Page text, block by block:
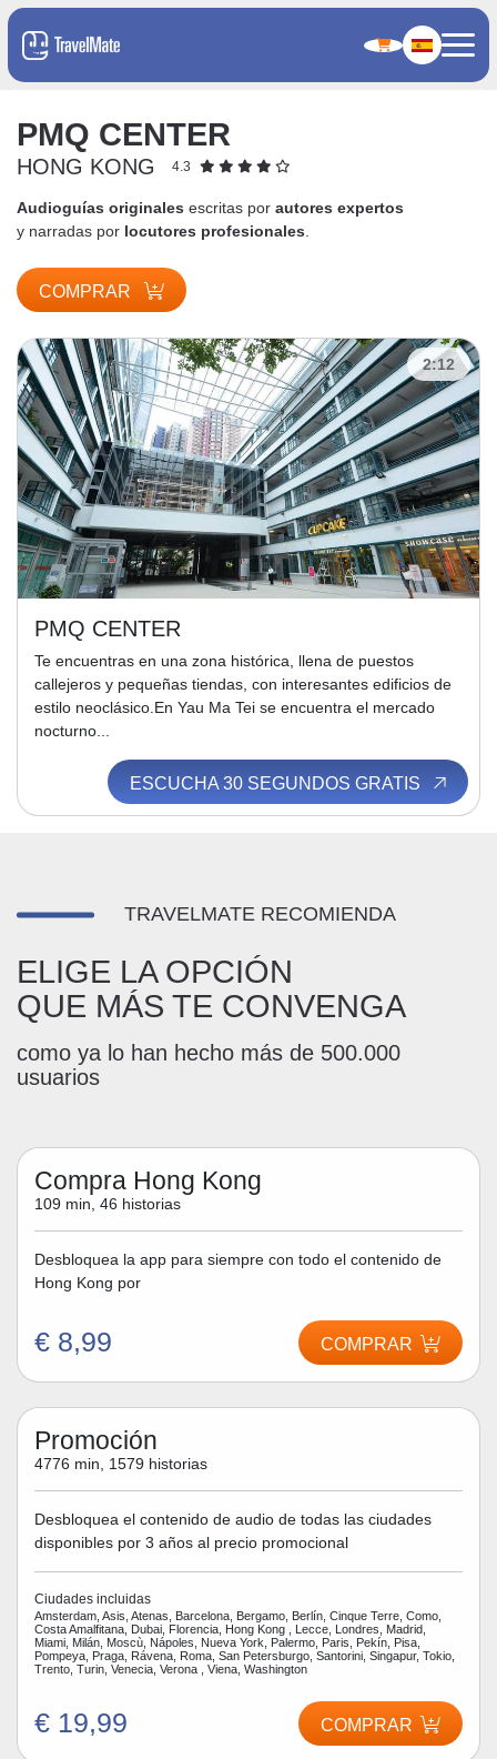
PMQ CENTER
HONG KONG 4.3
Audioguías originales escritas por autores expertos
y narradas por locutores profesionales
COMPRAR
2:12
PMQ CENTER
Te encuentras en una zona histórica, llena de puestos
callejeros y pequeñas tiendas, con interesantes edificios de
estilo neoclásico.En Yau Ma Tei se encuentra el mercado
nocturno...
ESCUCHA 30 SEGUNDOS GRATIS
TRAVELMATE RECOMIENDA
ELIGE LA OPCIÓN
QUE MÁS TE CONVENGA
como ya lo han hecho más de 500.000
usuarios
Compra Hong Kong
109 min, 46 historias
Desbloquea la app para siempre con todo el contenido de
Hong Kong por
€ 8,99 COMPRAR
Promoción
4776 min, 1579 historias
Desbloquea el contenido de audio de todas las ciudades
disponibles por 3 años al precio promocional
Ciudades incluidas
Amsterdam, Asis, Atenas, Barcelona, Bergamo, Berlín, Cinque Terre, Como,
Costa Amalfitana, Dubai, Florencia, Hong Kong , Lecce, Londres, Madrid,
Miami, Milán, Moscù, Nápoles, Nueva York, Palermo, Paris, Pekín, Pisa,
Pompeya, Praga, Rávena, Roma, San Petersburgo, Santorini, Singapur, Tokio,
Trento, Turin, Venecia, Verona , Viena, Washington
€ 19,99 COMPRAR